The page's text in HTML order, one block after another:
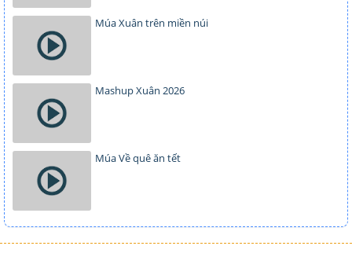
Múa Xuân trên miền núi
Mashup Xuân 2026
Múa Về quê ăn tết